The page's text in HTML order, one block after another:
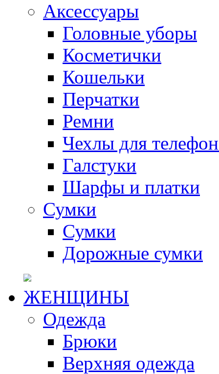
Аксессуары
Головные уборы
Косметички
Кошельки
Перчатки
Ремни
Чехлы для
Галстуки
Шарфы и платки
Сумки
Сумки
Дорожные сумки
ЖЕНЩИНЫ
Одежда
Брюки
Верхняя одежда